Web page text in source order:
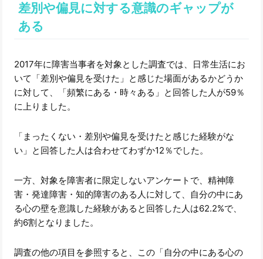
差別や偏見に対する意識のギャップが
ある
2017年に障害当事者を対象とした調査では、日常生活にお
いて「差別や偏見を受けた」と感じた場面があるかどうか
に対して、「頻繁にある・時々ある」と回答した人が59％
に上りました。
「まったくない・差別や偏見を受けたと感じた経験がな
い」と回答した人は合わせてわずか12％でした。
一方、対象を障害者に限定しないアンケートで、精神障
害・発達障害・知的障害のある人に対して、自分の中にあ
る心の壁を意識した経験があると回答した人は62.2%で、
約6割となりました。
調査の他の項目を参照すると、この「自分の中にある心の